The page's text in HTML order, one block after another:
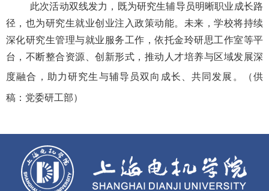
此次活动双线发力，既为研究生辅导员明晰职业成长路
径，也为研究生就业创业注入政策动能。未来，学校将持续
深化研究生管理与就业服务工作，依托金玲研思工作室等平
台，不断整合资源、创新形式，推动人才培养与区域发展深
度融合，助力研究生与辅导员双向成长、共同发展。
（供
稿：党委研工部）